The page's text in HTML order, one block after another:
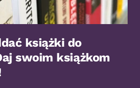
książki do
swoim książkom